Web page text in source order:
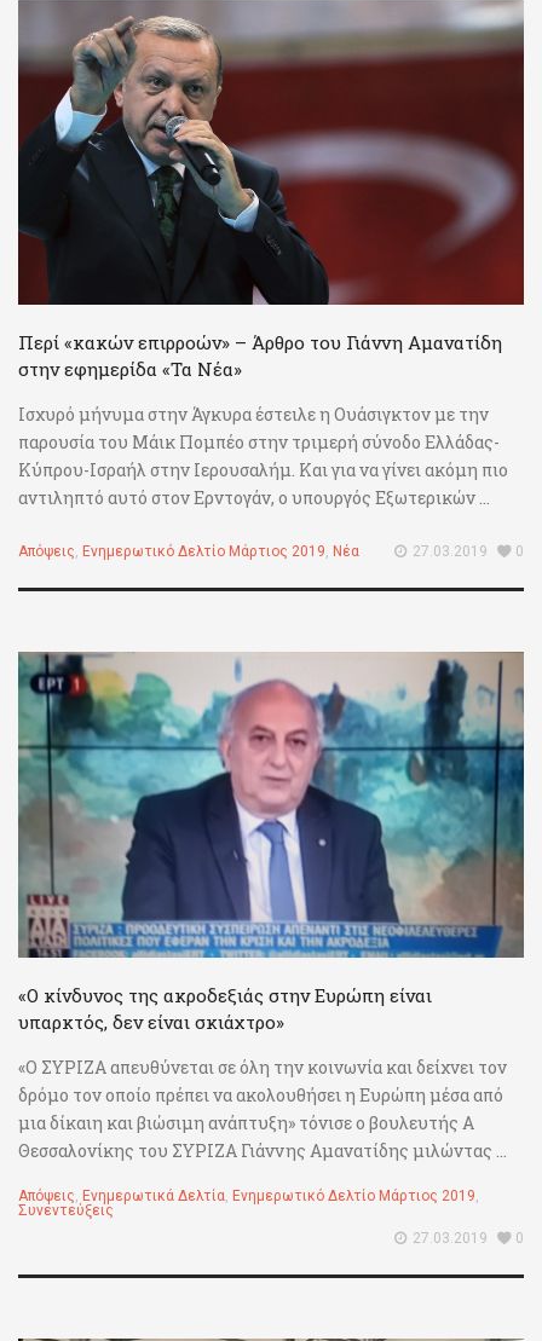
Περί «κακών επιρροών» – Άρθρο του Γιάννη Αμανατίδη
στην εφημερίδα «Τα Νέα»
Ισχυρό μήνυμα στην Άγκυρα έστειλε η Ουάσιγκτον με την
παρουσία του Μάικ Πομπέο στην τριμερή σύνοδο Ελλάδας-
Κύπρου-Ισραήλ στην Ιερουσαλήμ. Και για να γίνει ακόμη πιο
αντιληπτό αυτό στον Ερντογάν, ο υπουργός Εξωτερικών ...
Απόψεις, Ενημερωτικό Δελτίο Μάρτιος 2019, Νέα 27.03.2019 0
«Ο κίνδυνος της ακροδεξιάς στην Ευρώπη είναι
υπαρκτός, δεν είναι σκιάχτρο»
«Ο ΣΥΡΙΖΑ απευθύνεται σε όλη την κοινωνία και δείχνει τον
δρόμο τον οποίο πρέπει να ακολουθήσει η Ευρώπη μέσα από
μια δίκαιη και βιώσιμη ανάπτυξη» τόνισε ο βουλευτής Α
Θεσσαλονίκης του ΣΥΡΙΖΑ Γιάννης Αμανατίδης μιλώντας ...
Απόψεις, Ενημερωτικά Δελτία, Ενημερωτικό Δελτίο Μάρτιος 2019,
Συνεντεύξεις
27.03.2019
0